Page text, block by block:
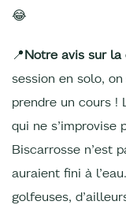
😂
📍Notre avis sur la
session en solo,
prendre un cours !
qui ne s’improvise
Biscarrosse n’est
auraient fini à
golfeuses,